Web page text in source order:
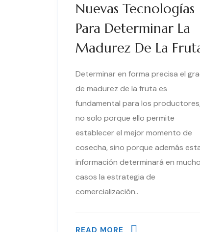
Nuevas Tecnologías
Para Determinar La
Madurez De La
Determinar en forma precisa el
de madurez de la fruta es
fundamental para los productores,
no solo porque ello permite
establecer el mejor momento de
cosecha, sino porque además
información determinará en
casos la estrategia de
comercialización..
READ MORE